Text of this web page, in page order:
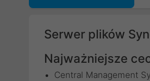
Serwer plików
Najważniejsze
Central Management